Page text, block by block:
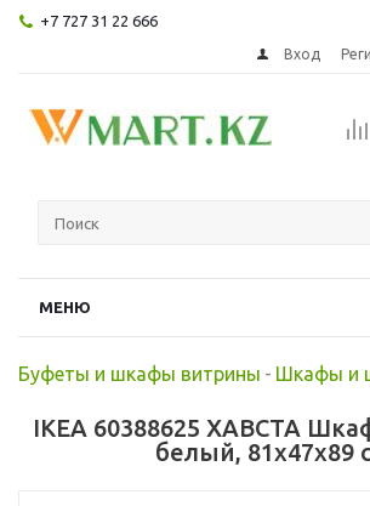
+7 727 31 22 666
Вход
МЕНЮ
Буфеты и шкафы витрины - Шкафы и
IKEA 60388625 ХАВСТА
белый, 81x47x89